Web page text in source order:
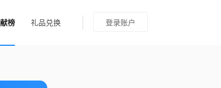
登录账户
榜 礼品兑换